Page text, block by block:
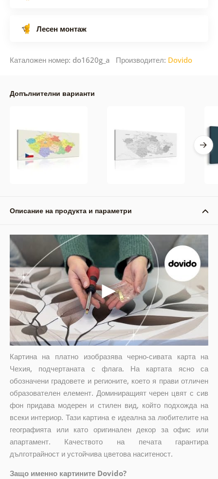
Лесен монтаж
Каталожен номер: do1620g_a Производител: Dovido
Допълнителни варианти
Описание на продукта и параметри
Картина на платно изобразява черно-сивата карта на
Чехия, подчертаната с флага. На картата ясно са
обозначени градовете и регионите, което я прави отличен
образователен елемент. Доминиращият черен цвят с сив
фон придава модерен и стилен вид, който подхожда на
всеки интериор. Тази картина е идеална за любителите на
географията или като оригинален декор за офис или
апартамент. Качеството на печата гарантира
дълготрайност и устойчива цветова наситеност.
Защо именно картините Dovido?